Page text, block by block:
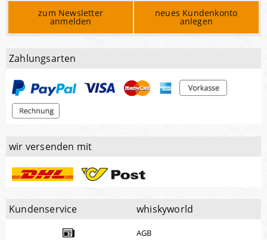
zum Newsletter
anmelden
neues Kundenkonto
anlegen
Zahlungsarten
wir versenden mit
Kundenservice whiskyworld
AGB